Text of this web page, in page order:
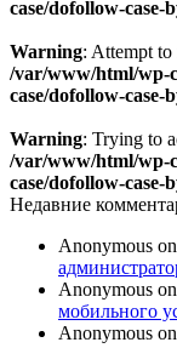
case/dofollow-case-
Warning: Attempt
/var/www/html/wp-
case/dofollow-case-
Warning: Trying to
/var/www/html/wp-
case/dofollow-case-
Недавние
Anonymous on
Anonymous on
мобильного
Anonymous on